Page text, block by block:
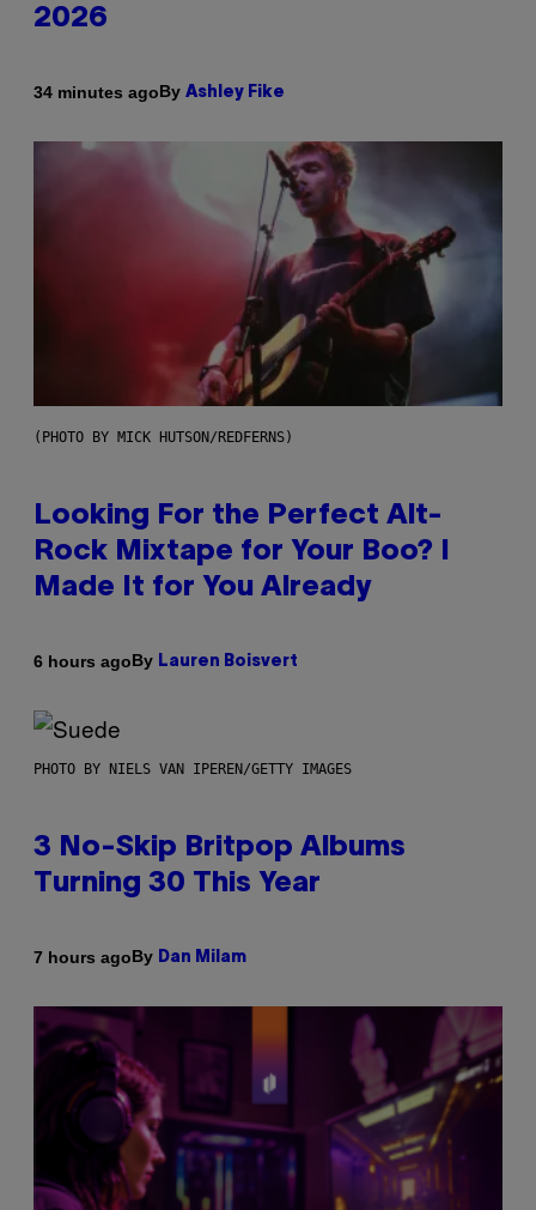
2026
34 minutes agoBy Ashley Fike
(PHOTO BY MICK HUTSON/REDFERNS)
Looking For the Perfect Alt-
Rock Mixtape for Your Boo? I
Made It for You Already
6 hours agoBy Lauren Boisvert
PHOTO BY NIELS VAN IPEREN/GETTY IMAGES
3 No-Skip Britpop Albums
Turning 30 This Year
7 hours agoBy Dan Milam